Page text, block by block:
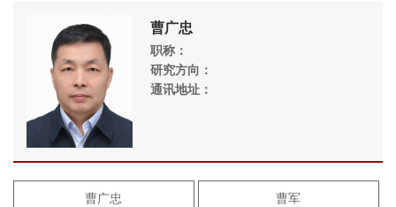
曹广忠
职称：
研究方向：
通讯地址：
曹广忠 曹军